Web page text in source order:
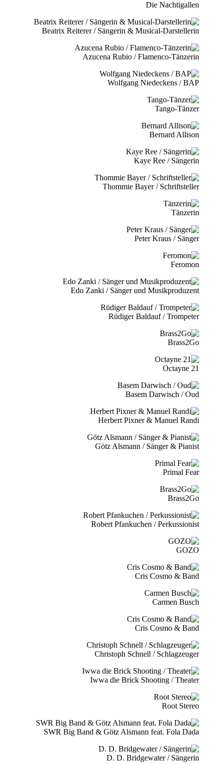
Die Nachtigallen
Beatrix Reiterer / Sängerin & Musical-Darstellerin
Azucena Rubio / Flamenco-Tänzerin
Wolfgang Niedeckens / BAP
Tango-Tänzer
Bernard Allison
Kaye Ree / Sängerin
Thommie Bayer / Schriftsteller
Tänzerin
Peter Kraus / Sänger
Feromon
Edo Zanki / Sänger und Musikproduzent
Rüdiger Baldauf / Trompeter
Brass2Go
21 Octayne
Basem Darwisch / Oud
Herbert Pixner & Manuel Randi
Götz Alsmann / Sänger & Pianist
Primal Fear
Brass2Go
Robert Pfankuchen / Perkussionist
GOZO
Cris Cosmo & Band
Carmen Busch
Cris Cosmo & Band
Christoph Schnell / Schlagzeuger
Iwwa die Brick Shooting / Theater
Root Stereo
SWR Big Band & Götz Alsmann feat. Fola Dada
D. D. Bridgewater / Sängerin